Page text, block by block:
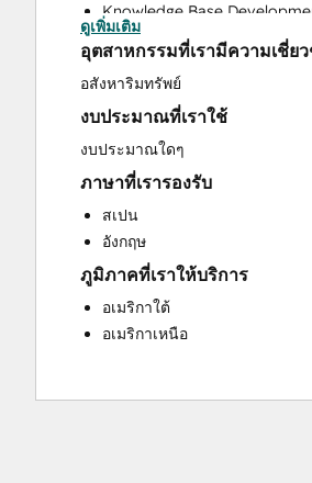
Knowledge Base
Programmable Automation
Sales and Marketing
Website Development
ดูเพิ่มเติม
อุตสาหกรรมที่เรามีความเชี่ย
อสังหาริมทรัพย์
งบประมาณที่เราใช้
งบประมาณใดๆ
ภาษาที่เรารองรับ
สเปน
อังกฤษ
ภูมิภาคที่เราให้บริการ
อเมริกาใต้
อเมริกาเหนือ